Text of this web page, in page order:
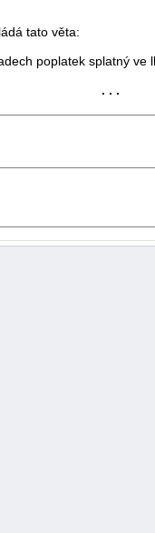
tato věta:
poplatek splatný
. . .